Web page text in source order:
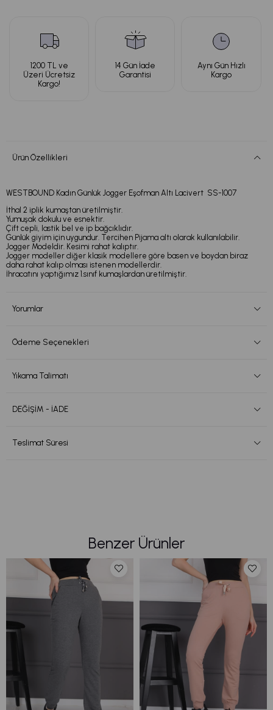
1200 TL ve
Üzeri Ücretsiz
Kargo!
14 Gün İade
Garantisi
Aynı Gün Hızlı
Kargo
Ürün Özellikleri
WESTBOUND Kadın Günlük Jogger Eşofman Altı Lacivert SS-1007
İthal 2 iplik kumaştan üretilmiştir.
Yumuşak dokulu ve esnektir.
Çift cepli, lastik bel ve ip bağcıklıdır.
Günlük giyim için uygundur. Tercihen Pijama altı olarak kullanılabilir.
Jogger Modeldir. Kesimi rahat kalıptır.
Jogger modeller diğer klasik modellere göre basen ve boydan biraz
daha rahat kalıp olması istenen modellerdir.
İhracatını yaptığımız 1.sınıf kumaşlardan üretilmiştir.
Yorumlar
Ödeme Seçenekleri
Yıkama Talimatı
DEĞİŞİM - İADE
Teslimat Süresi
Benzer Ürünler